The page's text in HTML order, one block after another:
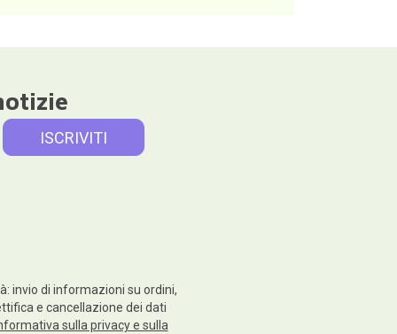
invio di informazioni su ordini,
e cancellazione dei dati
sulla privacy e sulla